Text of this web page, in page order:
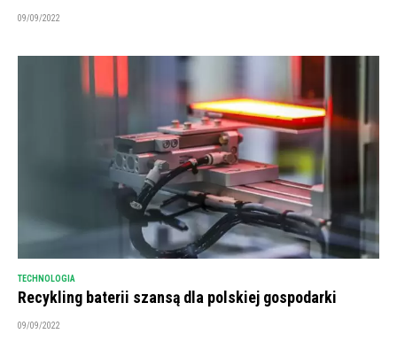
09/09/2022
TECHNOLOGIA
Recykling baterii szansą dla polskiej gospodarki
09/09/2022